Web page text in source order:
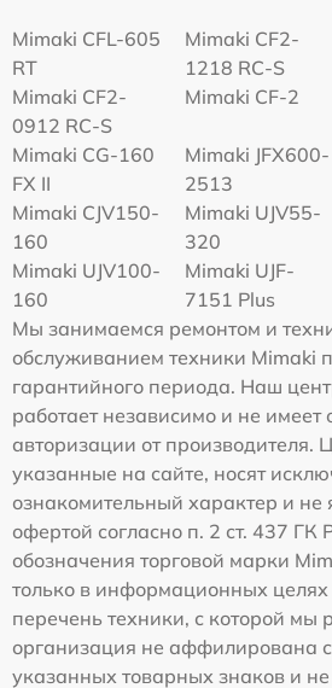
Mimaki CFL-605
RT
Mimaki CF2-
1218 RC-S
Mimaki CF2-
0912 RC-S
Mimaki CF-2
Mimaki CG-160
FX II
Mimaki JFX600-
2513
Mimaki СJV150-
160
Mimaki UJV55-
320
Mimaki UJV100-
160
Mimaki UJF-
7151 Plus
Мы занимаемся ремонтом и
обслуживанием техники Mimaki
гарантийного периода. Наш
работает независимо и не
авторизации от производителя.
указанные на сайте, носят
ознакомительный характер и не
офертой согласно п. 2 ст. 437
обозначения торговой марки
только в информационных
перечень техники, с которой мы
организация не аффилирована
указанных товарных знаков и не